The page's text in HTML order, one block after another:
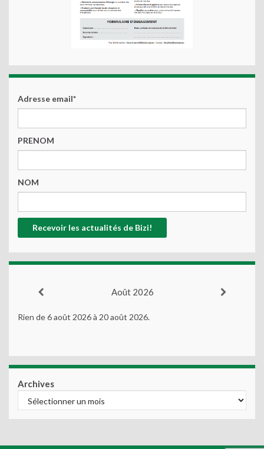
Adresse email*
PRENOM
NOM
Août 2026
Rien de 6 août 2026 à 20 août 2026.
Archives